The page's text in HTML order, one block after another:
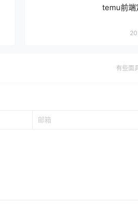
temu前端
有些面